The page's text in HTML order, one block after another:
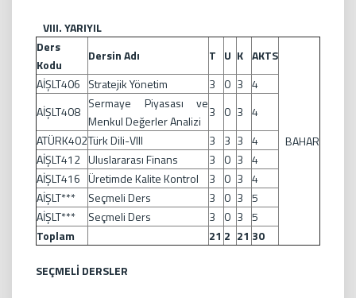
VIII. YARIYIL
Ders
Kodu
Dersin Adı T U K AKTS
BAHAR
AİŞLT406 Stratejik Yönetim 3 0 3 4
AİŞLT408
Sermaye Piyasası ve
Menkul Değerler Analizi
3 0 3 4
ATÜRK402Türk Dili-VIII 3 3 3 4
AİŞLT412 Uluslararası Finans 3 0 3 4
AİŞLT416 Üretimde Kalite Kontrol 3 0 3 4
AİŞLT***
Seçmeli Ders 3 0 3 5
AİŞLT***
Seçmeli Ders 3 0 3 5
Toplam
21 2 21 30
SEÇMELİ DERSLER